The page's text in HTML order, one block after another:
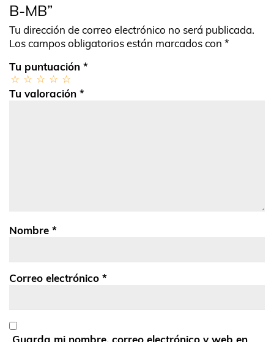
B-MB”
Tu dirección de correo electrónico no será publicada.
Los campos obligatorios están marcados con *
Tu puntuación *
Tu valoración *
Nombre *
Correo electrónico *
Guarda mi nombre, correo electrónico y web en